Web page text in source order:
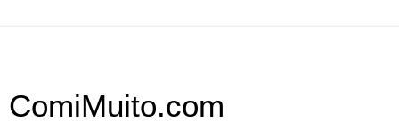
ComiMuito.com